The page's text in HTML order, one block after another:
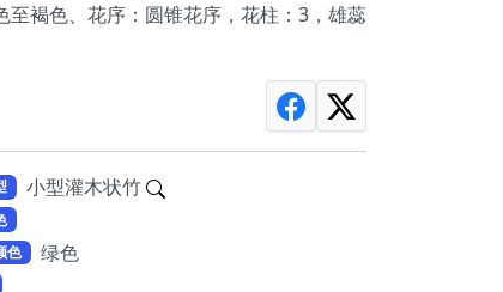
褐色、花序：圆锥花序，花柱：3，雄蕊
小型灌木状竹
色
绿色